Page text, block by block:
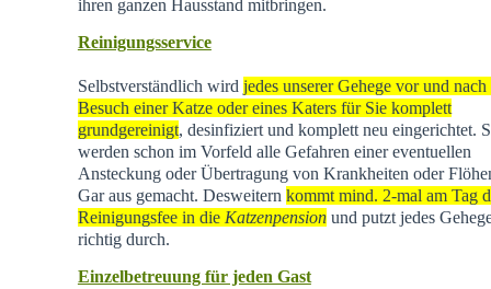
ihren ganzen Hausstand mitbringen.
Reinigungsservice
Selbstverständlich wird jedes unserer Gehege vor und nach
Besuch einer Katze oder eines Katers für Sie komplett
grundgereinigt, desinfiziert und komplett neu eingerichtet.
werden schon im Vorfeld alle Gefahren einer eventuellen
Ansteckung oder Übertragung von Krankheiten oder
Gar aus gemacht. Desweitern kommt mind. 2-mal am Tag
Reinigungsfee in die Katzenpensionund putzt jedes
richtig durch.
Einzelbetreuung für jeden Gast